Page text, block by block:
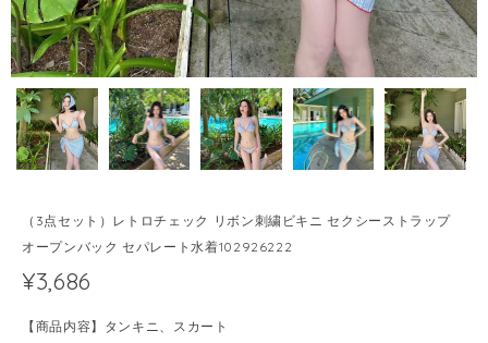
（3点セット）レトロチェック リボン刺繍ビキニ セクシーストラップ
オープンバック セパレート水着102926222
¥3,686
【商品内容】タンキニ、スカート